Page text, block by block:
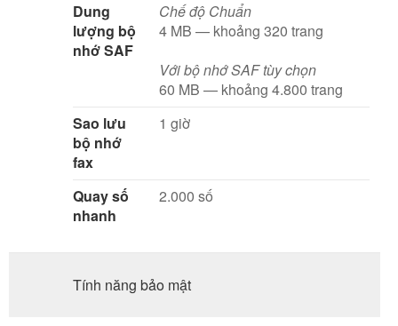
Dung
lượng bộ
nhớ SAF
Chế độ Chuẩn
4 MB — khoảng 320 trang
Với bộ nhớ SAF tùy chọn
60 MB — khoảng 4.800 trang
Sao lưu
bộ nhớ
fax
1 giờ
Quay số
nhanh
2.000 số
Tính năng bảo mật